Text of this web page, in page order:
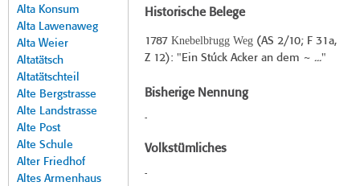
Alta Konsum
Alta Lawenaweg
Alta Weier
Altatätsch
Altatätschteil
Alte Bergstrasse
Alte Landstrasse
Alte Post
Alte Schule
Alter Friedhof
Altes Armenhaus
Historische Belege
1787 Knebelbr̀ugg Weg(AS 2/10; F 31a,
Z 12): "Ein Stúck Acker an dem ~ ..."
Bisherige Nennung
-
Volkstümliches
-